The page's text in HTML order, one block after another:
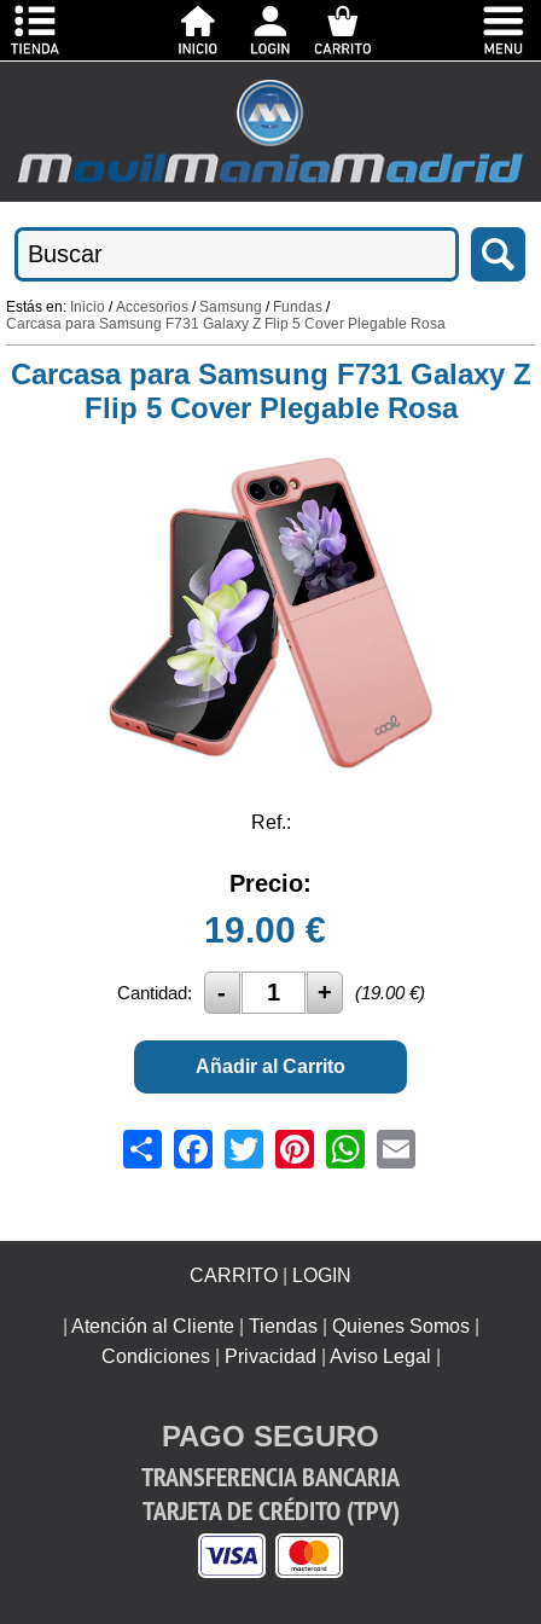
Estás en: Inicio /Accesorios /Samsung / Fundas /
Carcasa para Samsung F731 Galaxy Z Flip 5 Cover Plegable Rosa
Carcasa para Samsung F731 Galaxy Z
Flip 5 Cover Plegable Rosa
Ref.:
Precio:
19.00 €
Cantidad: (19.00€)
Añadir al Carrito
ShareFacebook
TwitterPinterestWhatsApp
CARRITO LOGIN
Atención al Cliente Tiendas Quienes Somos
Condiciones
Privacidad Aviso Legal
PAGO SEGURO
TRANSFERENCIA BANCARIA
TARJETA DE CRÉDITO (TPV)